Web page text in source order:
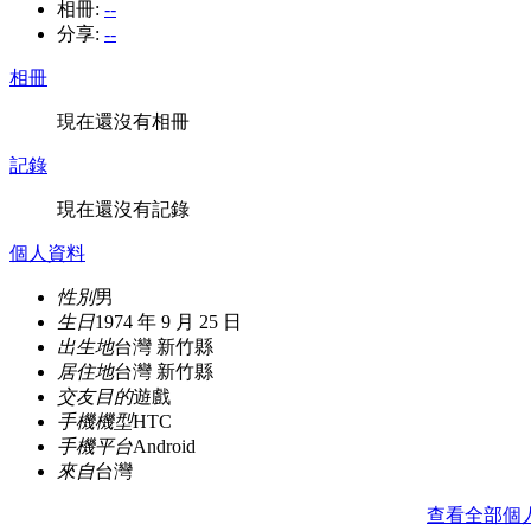
相冊: --
分享: --
相冊
現在還沒有相冊
記錄
現在還沒有記錄
個人資料
性別男
生日1974 年 9 月 25 日
出生地台灣 新竹縣
居住地台灣 新竹縣
交友目的遊戲
手機機型HTC
手機平台Android
來自台灣
查看全部個